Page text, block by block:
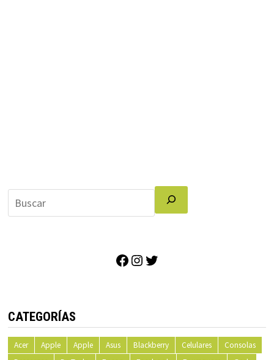
Facebook
Instagram
CATEGORÍAS
Acer Apple Apple Asus Blackberry Celulares
Consolas